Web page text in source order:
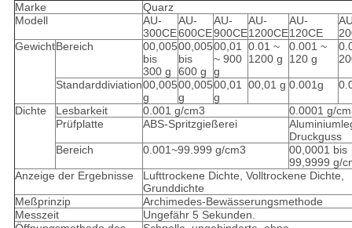
Marke
Quarz
Modell
AU-
300CE
AU-
600CE
AU-
900CE
AU-
1200CE
AU-
120CE
GewichtBereich
00,005
bis
300 g
00,005
bis
600 g
00,01
~ 900
g
0.01 ~
1200 g
0.001 ~
120 g
Standarddiviation00,005
g
00,005
g
00,01
g
00,01 g 0.001g
Dichte Lesbarkeit 0.001 g/cm3
0.0001 g/
Prüfplatte
ABS-Spritzgießerei
Druckguss
Bereich
0.001~99.999 g/cm3
00,0001 bis
99,9999 g/
Anzeige der Ergebnisse
Lufttrockene Dichte, Volltrockene Dichte,
Grunddichte
Meßprinzip
Archimedes-Bewässerungsmethode
Messzeit
Ungefähr 5 Sekunden.